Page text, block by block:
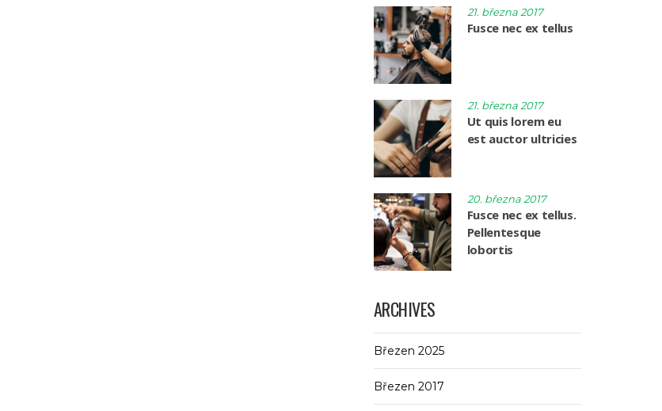
21. března 2017
Fusce nec ex tellus
21. března 2017
Ut quis lorem eu
est auctor ultricies
20. března 2017
Fusce nec ex tellus.
Pellentesque
lobortis
ARCHIVES
Březen 2025
Březen 2017